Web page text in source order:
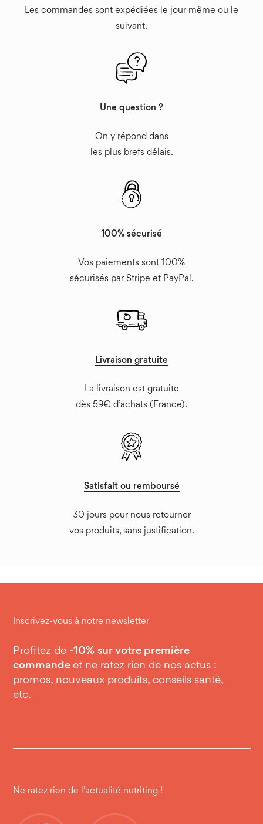
Les commandes sont expédiées le jour même ou le
suivant.
Une question ?
On y répond dans
les plus brefs délais.
100% sécurisé
Vos paiements sont 100%
sécurisés par Stripe et PayPal.
Livraison gratuite
La livraison est gratuite
dès 59€ d’achats (France).
Satisfait ou remboursé
30 jours pour nous retourner
vos produits, sans justification.
Inscrivez-vous à notre newsletter
Profitez de -10% sur votre première
commande et ne ratez rien de nos actus :
promos, nouveaux produits, conseils santé,
etc.
Ne ratez rien de l’actualité nutriting !